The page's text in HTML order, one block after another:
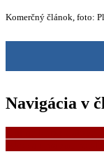
Komerčný článok, foto:
Navigácia v